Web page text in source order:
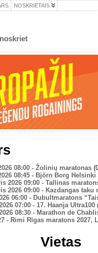
NOSKRIETAIS
08:00 - Žolinių maratonas
08:45 - Björn Borg Helsinki
2026 09:00 - Tallinas
2026 09:00 - Kazdangas taku
06:00 - Dubultmaratons
07:00 - 17. Haanja Ultra100
08:30 - Marathon de
- Rimi Rīgas maratons
Vietas